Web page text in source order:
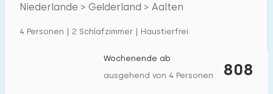
Niederlande > Gelderland > Aalten
4 Personen | 2 Schlafzimmer | Haustierfrei
808
Wochenende ab
ausgehend von 4 Personen